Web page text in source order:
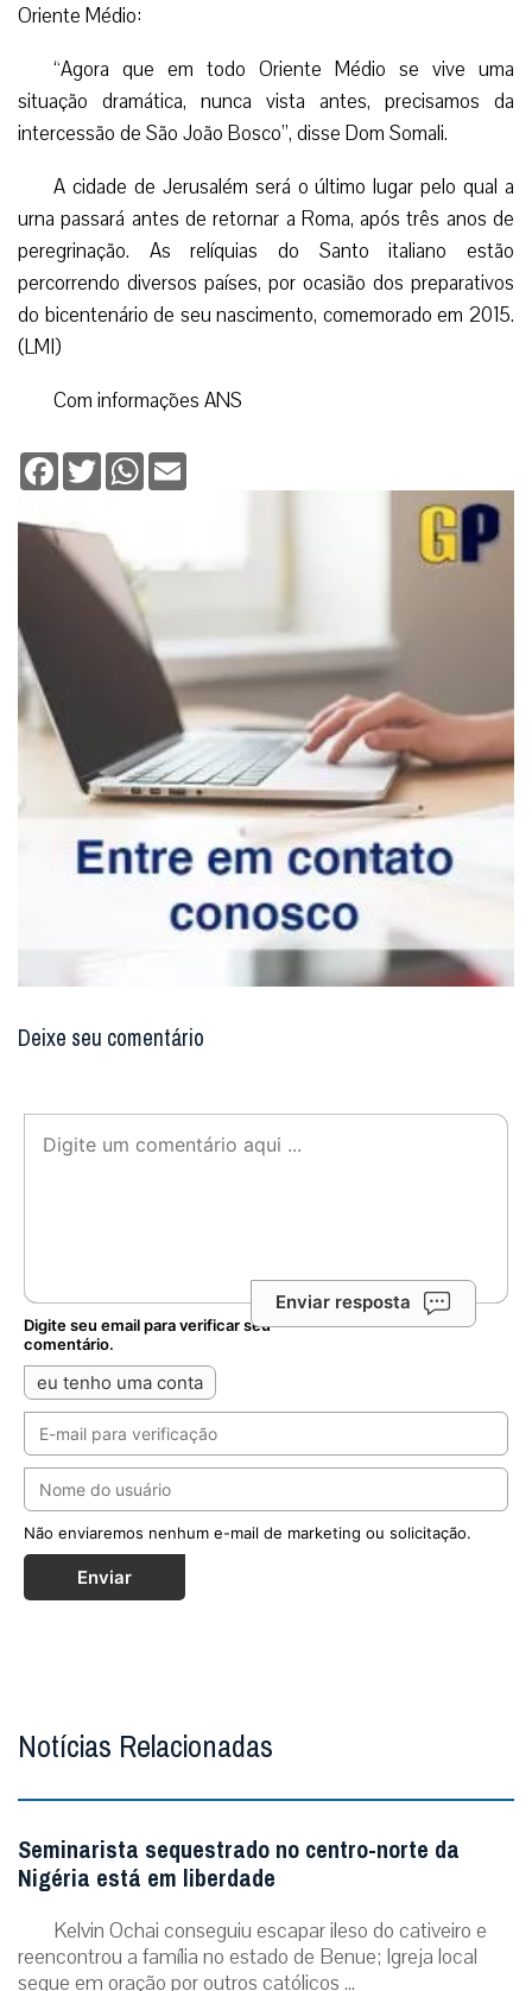
Oriente Médio:
“Agora que em todo Oriente Médio se vive uma
situação dramática, nunca vista antes, precisamos da
intercessão de São João Bosco”, disse Dom Somali.
A cidade de Jerusalém será o último lugar pelo qual a
urna passará antes de retornar a Roma, após três anos de
peregrinação. As relíquias do Santo italiano estão
percorrendo diversos países, por ocasião dos preparativos
do bicentenário de seu nascimento, comemorado em 2015.
(LMI)
Com informações ANS
Facebook
TwitterWhatsApp
Deixe seu comentário
Enviar resposta
Digite seu email para verificar seu
comentário.
eu tenho uma conta
Não enviaremos nenhum e-mail de marketing ou solicitação.
Enviar
Notícias Relacionadas
Seminarista sequestrado no centro-norte da
Nigéria está em liberdade
Kelvin Ochai conseguiu escapar ileso do cativeiro e
reencontrou a família no estado de Benue; Igreja local
segue em oração por outros católicos ...